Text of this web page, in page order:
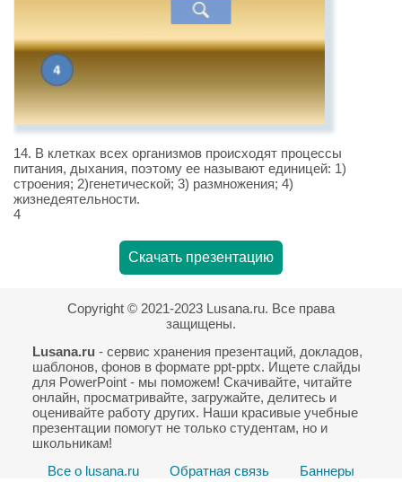
14. В клетках всех организмов происходят процессы
питания, дыхания, поэтому ее называют единицей: 1)
строения; 2)генетической; 3) размножения; 4)
жизнедеятельности.
4
Скачать презентацию
Copyright © 2021-2023 Lusana.ru. Все права
защищены.
Lusana.ru - сервис хранения презентаций, докладов,
шаблонов, фонов в формате ppt-pptx. Ищете слайды
для PowerPoint - мы поможем! Скачивайте, читайте
онлайн, просматривайте, загружайте, делитесь и
оценивайте работу других. Наши красивые учебные
презентации помогут не только студентам, но и
школьникам!
Все о lusana.ru
Обратная связь Баннеры